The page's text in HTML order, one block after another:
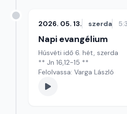
2026. 05. 13. szerda
Napi evangélium
Húsvéti idő 6. hét, szerda
** Jn 16,12-15 **
Felolvassa: Varga László